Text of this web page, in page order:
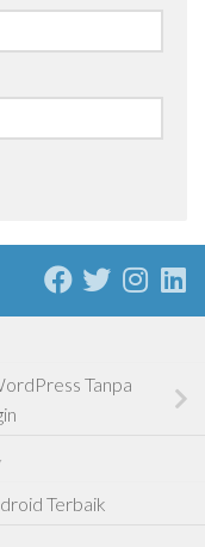
Tanpa
Terbaik